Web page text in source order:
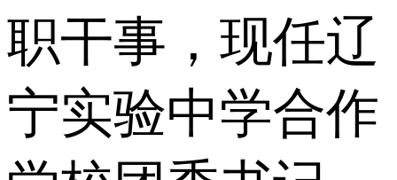
职干事，现任辽
宁实验中学合作